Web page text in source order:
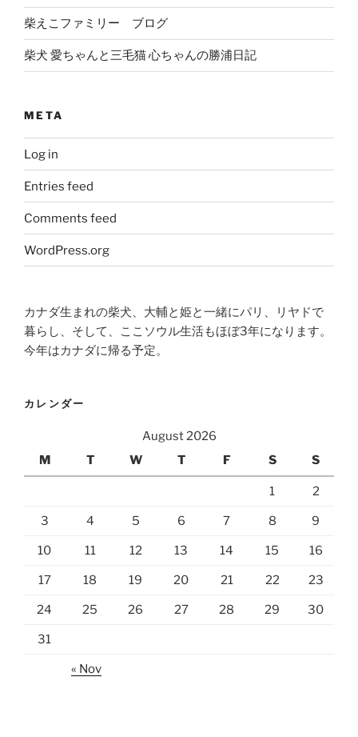
柴えこファミリー ブログ
柴犬 愛ちゃんと三毛猫 心ちゃんの勝浦日記
META
Log in
Entries feed
Comments feed
WordPress.org
カナダ生まれの柴犬、大輔と姫と一緒にパリ、リヤドで
暮らし、そして、ここソウル生活もほぼ3年になります。
今年はカナダに帰る予定。
カレンダー
August 2026
M
T W T F S S
1 2
3 4 5 6 7 8 9
10 11 12 13 14 15 16
17 18 19 20 21 22 23
24 25 26 27 28 29 30
31
« Nov